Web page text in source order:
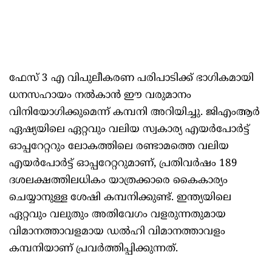
ഫേസ് 3 എ വിപുലീകരണ പരിപാടിക്ക് ഭാഗികമായി
ധനസഹായം നൽകാൻ ഈ വരുമാനം
വിനിയോഗിക്കുമെന്ന് കമ്പനി അറിയിച്ചു. ജിഎംആർ
ഏഷ്യയിലെ ഏറ്റവും വലിയ സ്വകാര്യ എയർപോർട്ട്
ഓപ്പറേറ്ററും ലോകത്തിലെ രണ്ടാമത്തെ വലിയ
എയർപോർട്ട് ഓപ്പറേറ്ററുമാണ്, പ്രതിവർഷം 189
ദശലക്ഷത്തിലധികം യാത്രക്കാരെ കൈകാര്യം
ചെയ്യാനുള്ള ശേഷി കമ്പനിക്കുണ്ട്. ഇന്ത്യയിലെ
ഏറ്റവും വലുതും അതിവേഗം വളരുന്നതുമായ
വിമാനത്താവളമായ ഡൽഹി വിമാനത്താവളം
കമ്പനിയാണ് പ്രവർത്തിപ്പിക്കുന്നത്.